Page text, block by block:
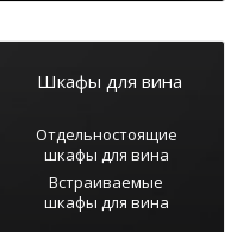
Шкафы для вина
Отдельностоящие
шкафы для вина
Встраиваемые
шкафы для вина